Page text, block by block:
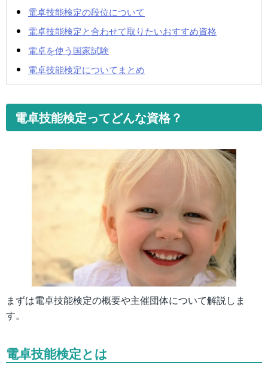
電卓技能検定の段位について
電卓技能検定と合わせて取りたいおすすめ資格
電卓を使う国家試験
電卓技能検定についてまとめ
電卓技能検定ってどんな資格？
まずは電卓技能検定の概要や主催団体について解説しま
す。
電卓技能検定とは